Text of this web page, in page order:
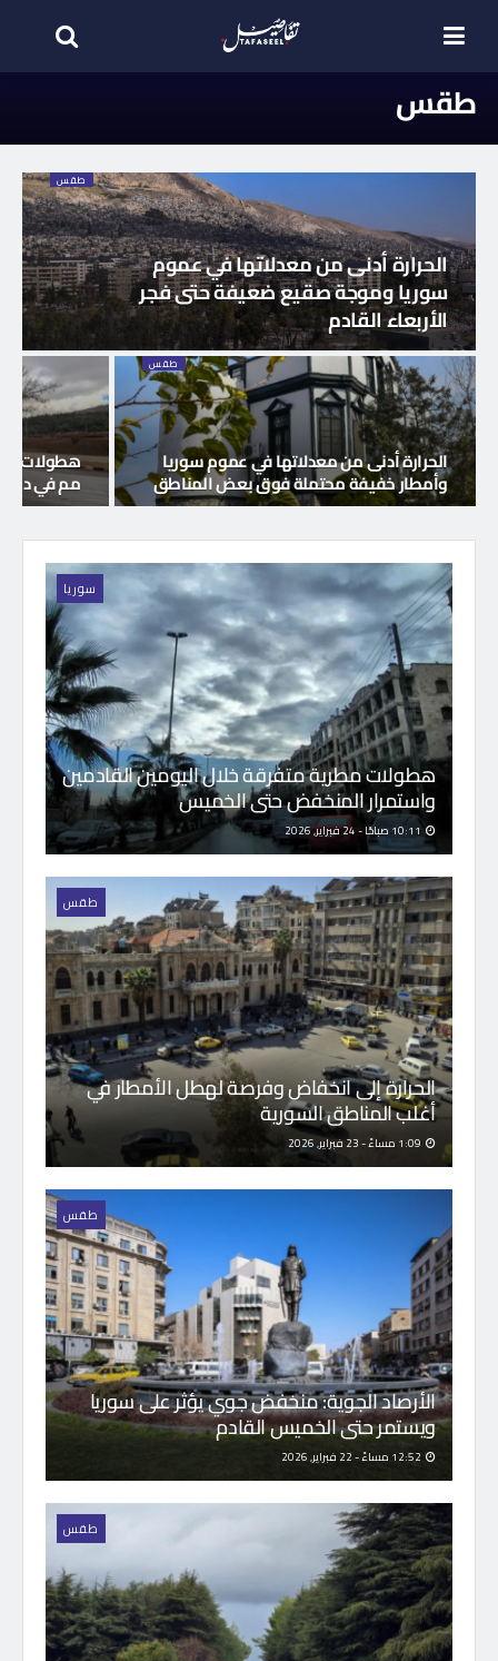
طقس
طقس
الحرارة أدنى من معدلاتها في عموم
سوريا وموجة صقيع ضعيفة حتى فجر
الأربعاء القادم
طقس
الحرارة أدنى من معدلاتها في عموم سوريا
وأمطار خفيفة محتملة فوق بعض المناطق مم في
سوريا
هطولات مطرية متفرقة خلال اليومين القادمين
واستمرار المنخفض حتى الخميس
10:11 صباحًا - 24 فبراير, 2026
طقس
الحرارة إلى انخفاض وفرصة لهطل الأمطار في
أغلب المناطق السورية
طقس
الأرصاد الجوية: منخفض جوي يؤثر على سوريا
ويستمر حتى الخميس القادم
طقس